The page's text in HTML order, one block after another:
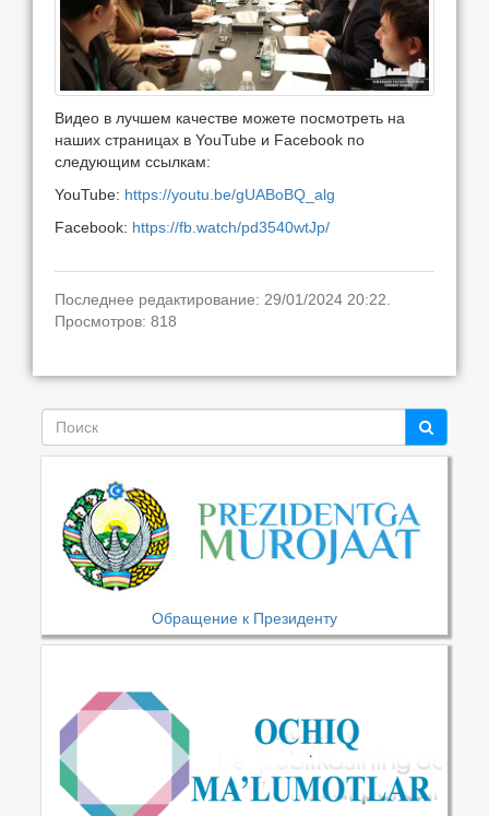
Видео в лучшем качестве можете посмотреть на
наших страницах в YouTube и Facebook по
следующим ссылкам:
YouTube: https://youtu.be/gUABoBQ_alg
Facebook: https://fb.watch/pd3540wtJp/
Последнее редактирование: 29/01/2024 20:22.
Просмотров: 818
Обращение к Президенту